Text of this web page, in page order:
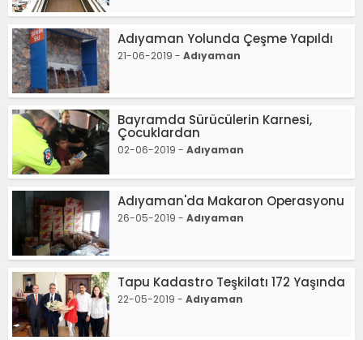
Adıyaman Yolunda Çeşme Yapıldı
21-06-2019 - Adıyaman
Bayramda Sürücülerin Karnesi,
Çocuklardan
02-06-2019 - Adıyaman
Adıyaman'da Makaron Operasyonu
26-05-2019 - Adıyaman
Tapu Kadastro Teşkilatı 172 Yaşında
22-05-2019 - Adıyaman